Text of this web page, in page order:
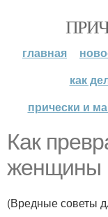
главная
как
прически и
Как
женщины
(Вредные советы